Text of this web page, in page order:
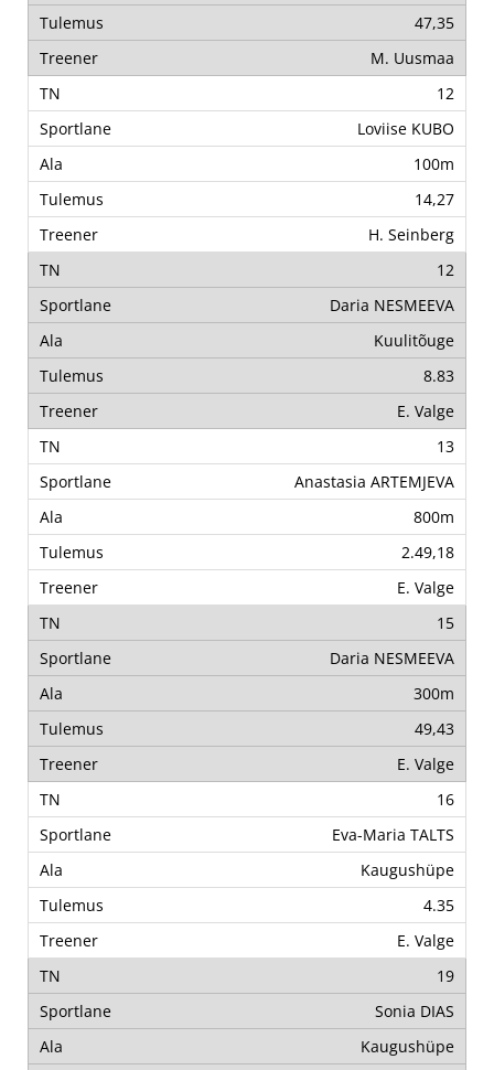
47,35
M. Uusmaa
12
Loviise KUBO
100m
14,27
H. Seinberg
12
Daria NESMEEVA
Kuulitõuge
8.83
E. Valge
13
Anastasia ARTEMJEVA
800m
2.49,18
E. Valge
15
Daria NESMEEVA
300m
49,43
E. Valge
16
Eva-Maria TALTS
Kaugushüpe
4.35
E. Valge
19
Sonia DIAS
Kaugushüpe